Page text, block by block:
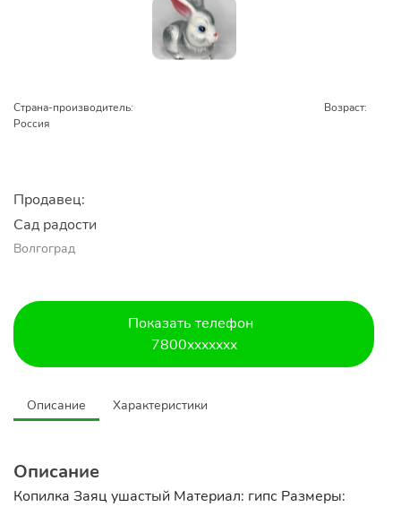
Страна-производитель:
Россия
Возраст:
Продавец:
Сад радости
Волгоград
Показать телефон
7800xxxxxxx
Описание Характеристики
Описание
Копилка Заяц ушастый Материал: гипс Размеры: